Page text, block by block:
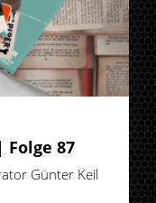
87
Günter Keil